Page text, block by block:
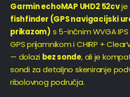
Garmin echoMAP UHD2 52cvje
fishfinder (GPS navigacijski
prikazom) s 5-inčnim WVGA
GPS prijamnikom i CHIRP +
— dolazi bez sonde, ali je
sondi za detaljno skeniranje
ribolovnog područja.